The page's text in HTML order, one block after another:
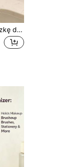
1 szt. stojak na szczoteczkę do zębów na biurko – drukowany 3D stojak do przechowywania elektrycznej szczoteczki do zębów, stojak na przybory toaletowe, kreatywny stojak z otworem odpływowym, zapobiega zanieczyszczeniu portu ładowania osadami, zaprojektowany do zbierania resztek kropel wody, zapewnia czystość i higienę portu ładowania, odpowiedni do łazienki, akademika i innych miejsc